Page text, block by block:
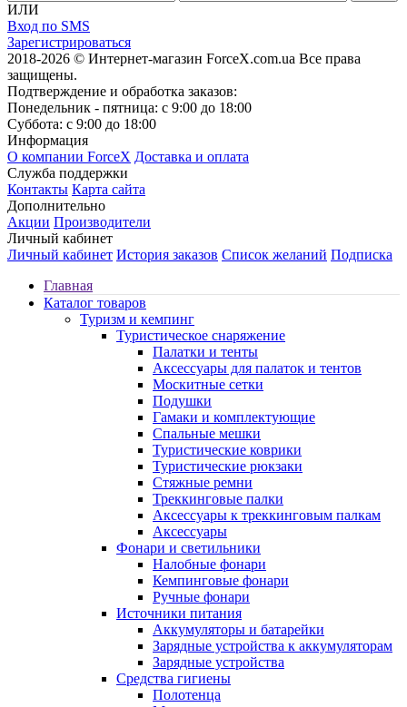
ИЛИ
Вход по SMS
Зарегистрироваться
2018-2026 © Интернет-магазин ForceX.com.ua Все права
защищены.
Подтверждение и обработка заказов:
Понедельник - пятница: с 9:00 до 18:00
Суббота: с 9:00 до 18:00
Информация
О компании ForceX Доставка и оплата
Служба поддержки
Контакты Карта сайта
Дополнительно
Акции Производители
Личный кабинет
Личный кабинет История заказов Список желаний Подписка
Главная
Каталог товаров
Туризм и кемпинг
Туристическое снаряжение
Палатки и тенты
Аксессуары для палаток и тентов
Москитные сетки
Подушки
Гамаки и комплектующие
Спальные мешки
Туристические коврики
Туристические рюкзаки
Стяжные ремни
Треккинговые палки
Аксессуары к треккинговым палкам
Аксессуары
Фонари и светильники
Налобные фонари
Кемпинговые фонари
Ручные фонари
Источники питания
Аккумуляторы и батарейки
Зарядные устройства к аккумуляторам
Зарядные устройства
Средства гигиены
Полотенца